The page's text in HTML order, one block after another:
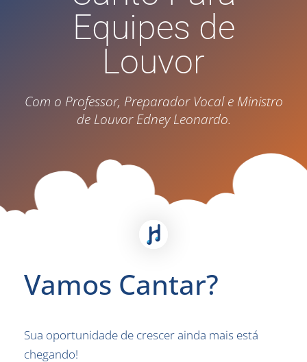
Equipes de
Louvor
Com o Professor, Preparador Vocal e Ministro
de Louvor Edney Leonardo.
Vamos Cantar?
Sua oportunidade de crescer ainda mais está
chegando!